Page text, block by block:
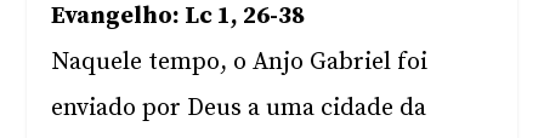
Evangelho: Lc 1, 26-38
Naquele tempo, o Anjo Gabriel foi
enviado por Deus a uma cidade da